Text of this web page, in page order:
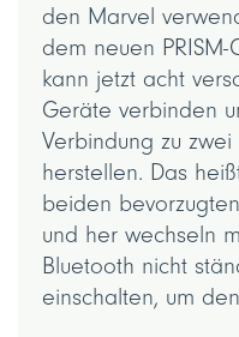
den Marvel
dem neuen PRISM-
kann jetzt acht
Geräte verbinden
Verbindung zu
herstellen. Das
beiden
und her wechseln
Bluetooth nicht
einschalten, um